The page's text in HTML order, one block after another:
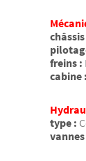
freins :
cabine :
type :
vannes